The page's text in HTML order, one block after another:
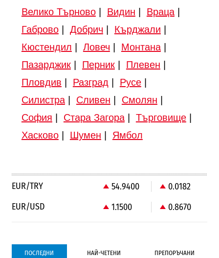
Велико Търново| Видин Враца|
Габрово| Добрич Кърджали
Кюстендил
Ловеч Монтана|
Пазарджик| Перник| Плевен
Пловдив
Разград Русе|
Силистра| Сливен Смолян
София
Стара Загора| Търговище|
Хасково| Шумен Ямбол
EUR/TRY 54.9400
0.0182
EUR/USD
1.1500 0.8670
ПОСЛЕДНИ НАЙ-ЧЕТЕНИ ПРЕПОРЪЧАНИ